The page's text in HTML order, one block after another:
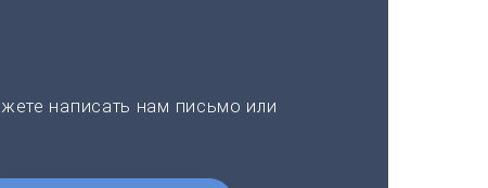
написать нам письмо или